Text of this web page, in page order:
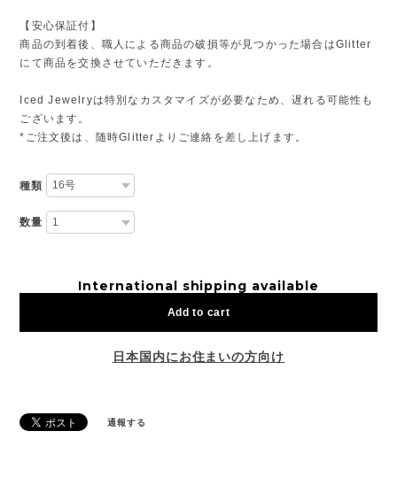
【安心保証付】
商品の到着後、職人による商品の破損等が見つかった場合はGlitter
にて商品を交換させていただきます。
Iced Jewelryは特別なカスタマイズが必要なため、遅れる可能性も
ございます。
*ご注文後は、随時Glitterよりご連絡を差し上げます。
種類
数量
International shipping available
Add to cart
日本国内にお住まいの方向け
通報する